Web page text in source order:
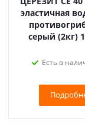
эластичная
серый (2кг)
Есть в